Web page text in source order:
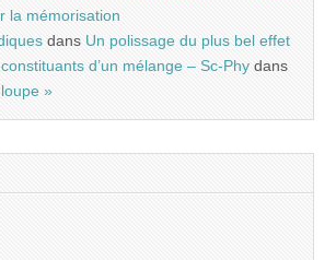
la mémorisation
dans Un polissage du plus bel effet
d’un mélange – Sc-Phy dans
»